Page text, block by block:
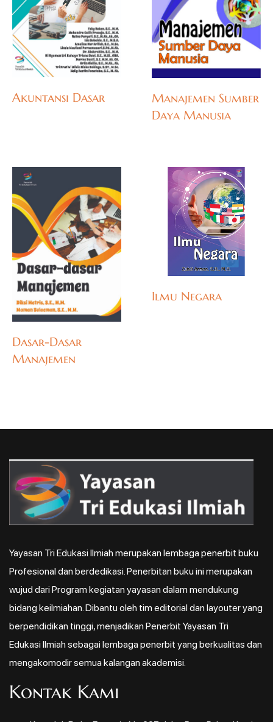
Akuntansi Dasar
Manajemen Sumber
Daya Manusia
Dasar-Dasar
Manajemen
Ilmu Negara
Yayasan Tri Edukasi Ilmiah merupakan lembaga penerbit buku
Profesional dan berdedikasi. Penerbitan buku ini merupakan
wujud dari Program kegiatan yayasan dalam mendukung
bidang keilmiahan. Dibantu oleh tim editorial dan layouter yang
berpendidikan tinggi, menjadikan Penerbit Yayasan Tri
Edukasi Ilmiah sebagai lembaga penerbit yang berkualitas dan
mengakomodir semua kalangan akademisi.
Kontak Kami